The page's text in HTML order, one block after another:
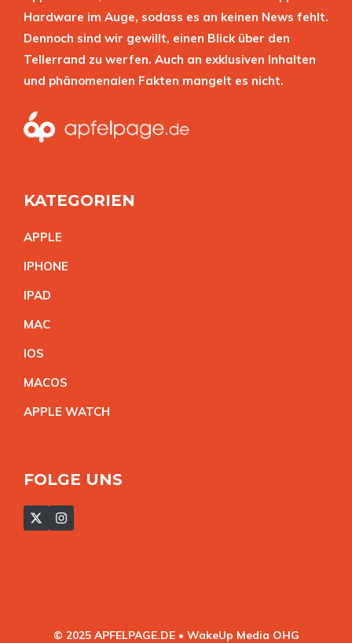
Hardware im Auge, sodass es an keinen News fehlt.
Dennoch sind wir gewillt, einen Blick über den
Tellerrand zu werfen. Auch an exklusiven Inhalten
und phänomenalen Fakten mangelt es nicht.
KATEGORIEN
APPLE
IPHONE
IPAD
MAC
IOS
MACOS
APPLE WATCH
FOLGE UNS
© 2025 APFELPAGE.DE • WakeUp Media OHG